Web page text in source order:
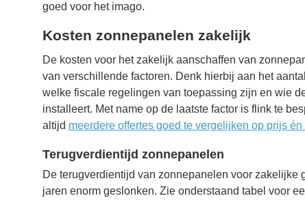
goed voor het imago.
Kosten zonnepanelen zakelijk
De kosten voor het zakelijk aanschaffen van
van verschillende factoren. Denk hierbij aan het
welke fiscale regelingen van toepassing zijn en wie
installeert. Met name op de laatste factor is flink te
altijd meerdere offertes goed te vergelijken op prijs
Terugverdientijd zonnepanelen
De terugverdientijd van zonnepanelen voor zakelijke
jaren enorm geslonken. Zie onderstaand tabel voor